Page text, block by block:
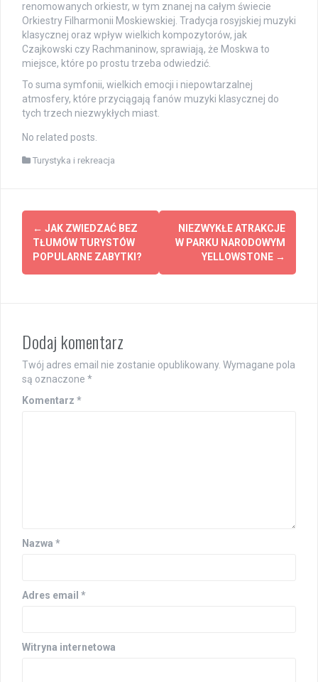
renomowanych orkiestr, w tym znanej na całym świecie
Orkiestry Filharmonii Moskiewskiej. Tradycja rosyjskiej muzyki
klasycznej oraz wpływ wielkich kompozytorów, jak
Czajkowski czy Rachmaninow, sprawiają, że Moskwa to
miejsce, które po prostu trzeba odwiedzić.
To suma symfonii, wielkich emocji i niepowtarzalnej
atmosfery, które przyciągają fanów muzyki klasycznej do
tych trzech niezwykłych miast.
No related posts.
Turystyka i rekreacja
Post
navigation
← JAK ZWIEDZAĆ BEZ
TŁUMÓW TURYSTÓW
POPULARNE ZABYTKI?
NIEZWYKŁE ATRAKCJE
W PARKU NARODOWYM
YELLOWSTONE →
Dodaj komentarz
Twój adres email nie zostanie opublikowany. Wymagane pola
są oznaczone *
Komentarz *
Nazwa *
Adres email *
Witryna internetowa